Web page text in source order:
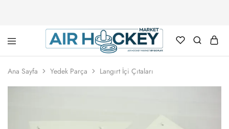
Air
Marketi
Ana Sayfa Yedek Parça Langırt İçi Çıtaları